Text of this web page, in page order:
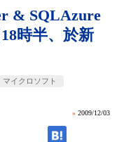
& SQLAzure
時半、於新
マイクロソフト
» 2009/12/03